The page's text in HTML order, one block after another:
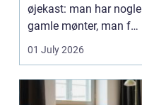
øjekast: man har nogle
gamle mønter, man får
dem vurderet...
01 July 2026